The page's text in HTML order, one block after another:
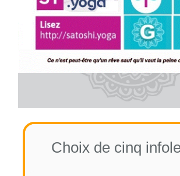
Choix de cinq